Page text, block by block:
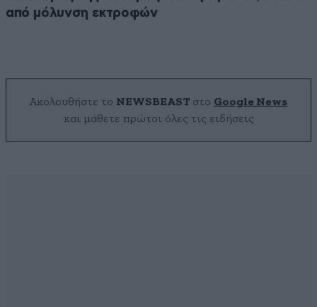
από μόλυνση εκτροφών
Ακολουθήστε το NEWSBEAST στο Google News
και μάθετε πρώτοι όλες τις ειδήσεις